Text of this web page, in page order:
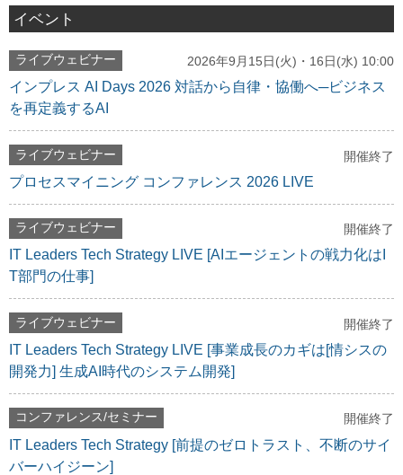
イベント
ライブウェビナー 2026年9月15日(火)・16日(水) 10:00
インプレス AI Days 2026 対話から自律・協働へ─ビジネス
を再定義するAI
ライブウェビナー 開催終了
プロセスマイニング コンファレンス 2026 LIVE
ライブウェビナー 開催終了
IT Leaders Tech Strategy LIVE [AIエージェントの戦力化はI
T部門の仕事]
ライブウェビナー 開催終了
IT Leaders Tech Strategy LIVE [事業成長のカギは[情シスの
開発力] 生成AI時代のシステム開発]
コンファレンス/セミナー 開催終了
IT Leaders Tech Strategy [前提のゼロトラスト、不断のサイ
バーハイジーン]